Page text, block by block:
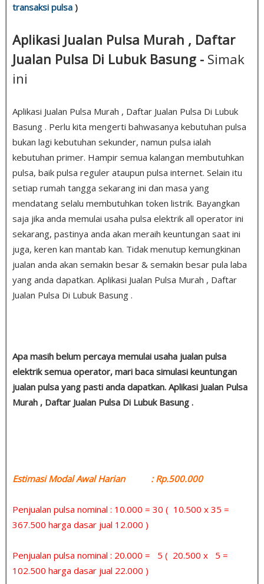
transaksi pulsa )
Aplikasi Jualan Pulsa Murah , Daftar
Jualan Pulsa Di Lubuk Basung - Simak
ini
Aplikasi Jualan Pulsa Murah , Daftar Jualan Pulsa Di Lubuk
Basung . Perlu kita mengerti bahwasanya kebutuhan pulsa
bukan lagi kebutuhan sekunder, namun pulsa ialah
kebutuhan primer. Hampir semua kalangan membutuhkan
pulsa, baik pulsa reguler ataupun pulsa internet. Selain itu
setiap rumah tangga sekarang ini dan masa yang
mendatang selalu membutuhkan token listrik. Bayangkan
saja jika anda memulai usaha pulsa elektrik all operator ini
sekarang, pastinya anda akan meraih keuntungan saat ini
juga, keren kan mantab kan. Tidak menutup kemungkinan
jualan anda akan semakin besar & semakin besar pula laba
yang anda dapatkan. Aplikasi Jualan Pulsa Murah , Daftar
Jualan Pulsa Di Lubuk Basung .
Apa masih belum percaya memulai usaha jualan pulsa
elektrik semua operator, mari baca simulasi keuntungan
jualan pulsa yang pasti anda dapatkan. Aplikasi Jualan Pulsa
Murah , Daftar Jualan Pulsa Di Lubuk Basung .
Estimasi Modal Awal Harian : Rp.500.000
Penjualan pulsa nominal : 10.000 = 30 ( 10.500 x 35 =
367.500 harga dasar jual 12.000 )
Penjualan pulsa nominal : 20.000 = 5 ( 20.500 x 5 =
102.500 harga dasar jual 22.000 )